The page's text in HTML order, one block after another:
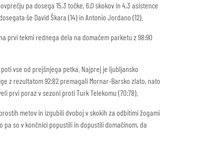
pa dosega 15,3 točke, 6,0 skokov in 4,3 asistence
še David Škara (14) in Antonio Jordano (12).
prvi tekmi rednega dela na domačem parketu z 98:90
vse od prejšnjega petka. Najprej je ljubljansko
z rezultatom 92:82 premagali Mornar-Barsko zlato, nato
prvi poraz v sezoni proti Turk Telekomu (70:78).
metov in izgubili dvoboj v skokih za odbitimi žogami
so v končnici popustili in dopustili domačinom, da